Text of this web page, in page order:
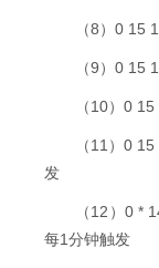
（8）0 15
（9）0 15
（10）0 15
（11）0 15
发
（12）0 * 14
每1分钟触发